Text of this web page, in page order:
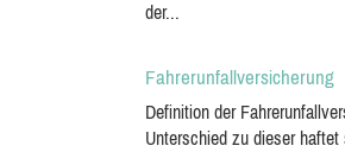
der...
Fahrerunfallversicherung
Definition der
Unterschied zu dieser